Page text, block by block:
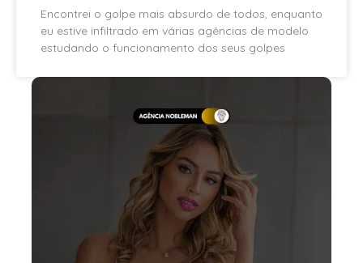
Encontrei o golpe mais absurdo de todos, enquanto
eu estive infiltrado em várias agências de modelo
estudando o funcionamento dos seus golpes